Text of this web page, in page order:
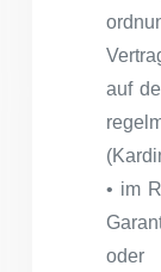
auf
• im
oder